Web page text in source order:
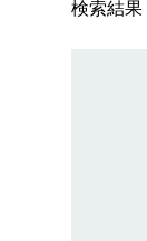
検索結果